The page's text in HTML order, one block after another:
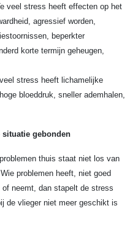
veel stress heeft effecten op het
agressief worden,
beperkter
korte termijn geheugen,
stress heeft lichamelijke
bloeddruk, sneller ademhalen,
gebonden
thuis staat niet los van
Wie problemen heeft, niet goed
neemt, dan stapelt de stress
de vlieger niet meer geschikt is